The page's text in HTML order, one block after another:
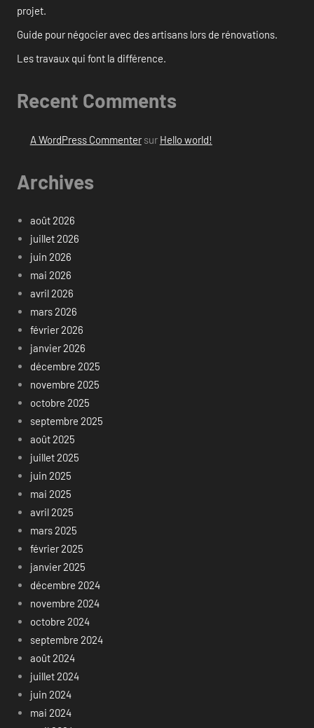
projet.
Guide pour négocier avec des artisans lors de rénovations.
Les travaux qui font la différence.
Recent Comments
A WordPress Commentersur Hello world!
Archives
août 2026
juillet 2026
juin 2026
mai 2026
avril 2026
mars 2026
février 2026
janvier 2026
décembre 2025
novembre 2025
octobre 2025
septembre 2025
août 2025
juillet 2025
juin 2025
mai 2025
avril 2025
mars 2025
février 2025
janvier 2025
décembre 2024
novembre 2024
octobre 2024
septembre 2024
août 2024
juillet 2024
juin 2024
mai 2024